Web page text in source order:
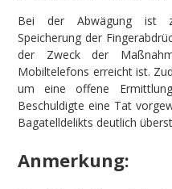
Bei der Abwägung ist
Speicherung der
der Zweck der
Mobiltelefons erreicht ist.
um eine offene
Beschuldigte eine Tat
Bagatelldelikts deutlich
Anmerkung: